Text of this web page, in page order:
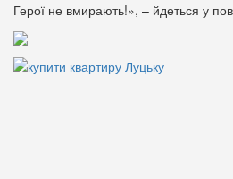
Герої не вмирають!», – йдеться у